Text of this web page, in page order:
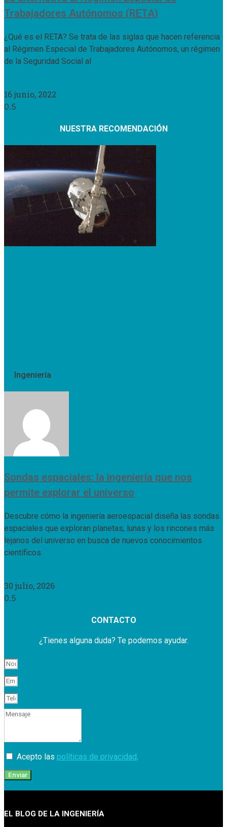
Trabajadores Autónomos (RETA)
¿Qué es el RETA? Se trata de las siglas que hacen referencia
al Régimen Especial de Trabajadores Autónomos, un régimen
de la Seguridad Social al
16 junio, 2022
NUESTRA RECOMENDACIÓN
Ingeniería
Sondas espaciales: la ingeniería que nos
permite explorar el universo
Descubre cómo la ingeniería aeroespacial diseña las sondas
espaciales que exploran planetas, lunas y los rincones más
lejanos del universo en busca de nuevos conocimientos
científicos.
30 julio, 2026
CONTACTO
¿Tienes alguna duda? Te podemos ayudar.
Acepto las políticas de privacidad.
Enviar
EL BLOG DE LA INGENIERÍA